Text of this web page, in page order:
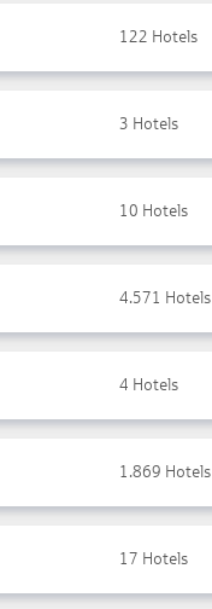
122 Hotels
3 Hotels
10 Hotels
4.571 Hotels
4 Hotels
1.869 Hotels
17 Hotels